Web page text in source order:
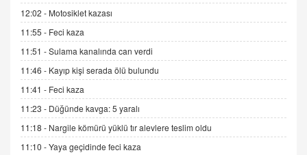
DR. EKREM ASLAN
Gerçek Ne, Algı Ne? "Beraber Yürüyoruz"
Cümlesinin Peşinden
19.07.2025 12:45
GÖNÜL MENEKŞE
Şifacının Yolu
04.11.2025 12:56
12:02 - Motosiklet kazası
11:55 - Feci kaza
11:51 -Sulama kanalında can verdi
11:46 - Kayıp kişi serada ölü bulundu
11:41 - Feci kaza
11:23 - Düğünde kavga: 5 yaralı
11:18 - Nargile kömürü yüklü tır alevlere teslim oldu
11:10 -Yaya geçidinde feci kaza